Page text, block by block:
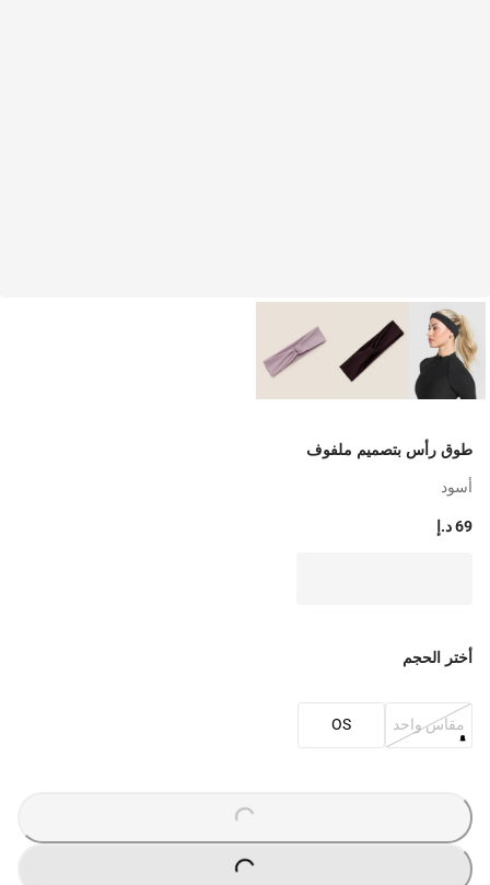
طوق رأس بتصميم ملفوف
أسود
69 د.إ
أختر الحجم
مقاس واحد OS
L
.
L
.